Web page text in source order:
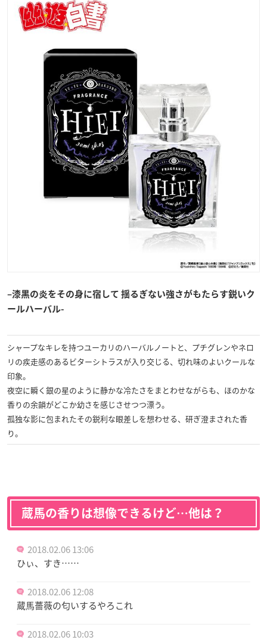
–漆黒の炎をその身に宿して 揺るぎない強さがもたらす鋭いク
ールハーバル-
シャープなキレを持つユーカリのハーバルノートと、プチグレンやネロ
リの疾走感のあるビターシトラスが入り交じる、切れ味のよいクールな
印象。
夜空に瞬く銀の星のように静かな冷たさをまとわせながらも、ほのかな
香りの余韻がどこか幼さを感じさせつつ漂う。
孤独な影に包まれたその鋭利な眼差しを想わせる、研ぎ澄まされた香
り。
蔵馬の香りは想像できるけど…他は？
2018.02.06 13:06
ひぃ、すき……
2018.02.06 12:08
蔵馬薔薇の匂いするやろこれ
2018.02.06 10:03